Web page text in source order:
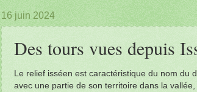
16 juin 2024
Des tours vues depuis
Le relief isséen est caractéristique du nom du
avec une partie de son territoire dans la